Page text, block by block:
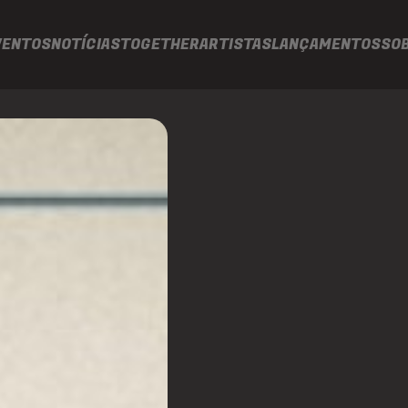
NOTÍCIASTOGETHERARTISTASLANÇAMENTOS